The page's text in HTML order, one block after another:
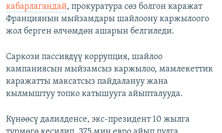
кабарлагандай, прокуратура сөз болгон каражат
Франциянын мыйзамдары шайлоону каржылоого
жол берген өлчөмдөн ашарын белгиледи.
Саркози пассивдүү коррупция, шайлоо
кампаниясын мыйзамсыз каржылоо, мамлекеттик
каражатты максатсыз пайдалануу жана
кылмыштуу топко катышууга айыпталууда.
Күнөөсү далилденсе, экс-президент 10 жылга